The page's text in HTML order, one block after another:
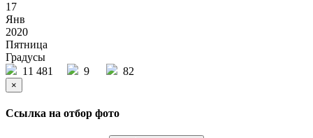
17
Янв
2020
Пятница
Градусы
11 481
9 82
×
Ссылка на отбор фото